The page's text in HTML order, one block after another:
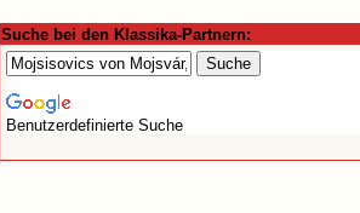
Suche bei den Klassika-Partnern:
Benutzerdefinierte Suche